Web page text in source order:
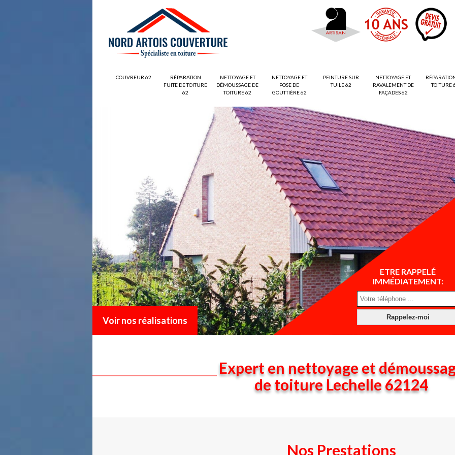
COUVREUR 62
RÉPARATION
FUITE DE TOITURE
62
NETTOYAGE ET
DÉMOUSSAGE DE
TOITURE 62
NETTOYAGE ET
POSE DE
GOUTTIÈRE 62
PEINTURE SUR
TUILE 62
NETTOYAGE ET
RAVALEMENT DE
FAÇADES 62
TOITURE
Voir nos réalisations
ETRE RAPPELÉ
IMMÉDIATEMENT:
Expert en nettoyage et
de toiture Lechelle 62124
Nos Prestations